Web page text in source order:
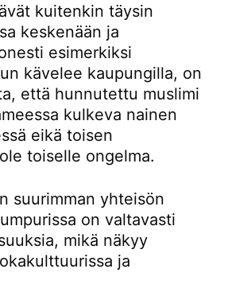
kuitenkin täysin
keskenään ja
esimerkiksi
kävelee kaupungilla, on
että hunnutettu muslimi
kulkeva nainen
eikä toisen
toiselle ongelma.
suurimman yhteisön
on valtavasti
mikä näkyy
ja